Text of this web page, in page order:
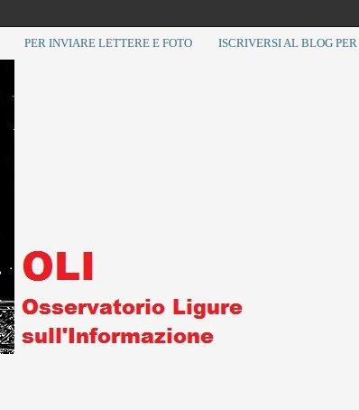
PER INVIARE LETTERE E FOTO ISCRIVERSI AL BLOG